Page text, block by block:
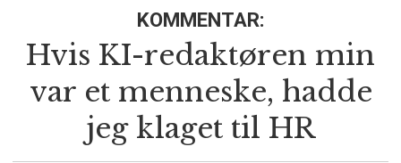
KOMMENTAR:
Hvis KI-redaktøren min
var et menneske, hadde
jeg klaget til HR